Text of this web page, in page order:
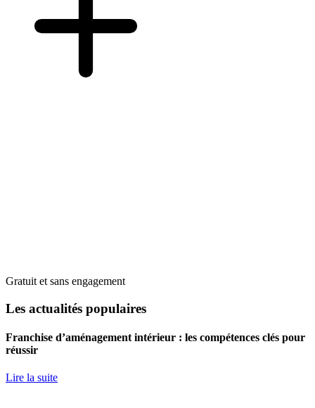
Gratuit et sans engagement
Les actualités populaires
Franchise d’aménagement intérieur : les compétences clés pour
réussir
Lire la suite